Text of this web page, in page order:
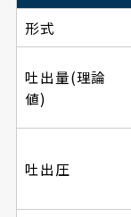
形式
吐出量(理論
値)
吐出圧